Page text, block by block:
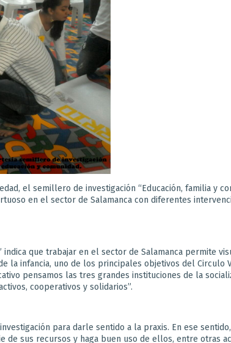
el semillero de investigación “Educación, familia y
en el sector de Salamanca con diferentes
que trabajar en el sector de Salamanca permite
la infancia, uno de los principales objetivos del Circulo
pensamos las tres grandes instituciones de la
cooperativos y solidarios”.
para darle sentido a la praxis. En ese
sus recursos y haga buen uso de ellos, entre otras